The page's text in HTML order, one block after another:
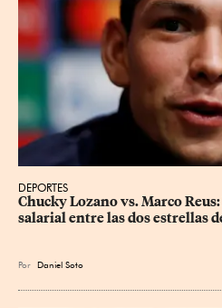
DEPORTES
Chucky Lozano vs. Marco
salarial entre las dos estrellas
Por Daniel Soto